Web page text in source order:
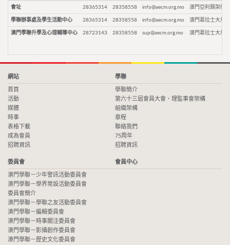
會址 28365314 28358558 info@aecm.org.mo 澳門亞利鴉架街9
學聯辦事處及學生活動中心 28365314 28358558 info@aecm.org.mo 澳門慕拉士大馬
澳門學聯升學及心理輔導中心 28723143 28358558 sup@aecm.org.mo 澳門慕拉士大馬
網站
首頁
活動
媒體
時事
表格下載
成為會員
招聘資訊
學聯
學聯簡介
第六十三屆會員大會、理監事會架構
組織架構
章程
聯絡我們
75周年
招聘資訊
委員會
澳門學聯－少年警訊活動委員會
澳門學聯－學界常設活動委員會
委員會簡介
澳門學聯－學聯之友活動委員會
澳門學聯－編輯委員會
澳門學聯－時事關注委員會
澳門學聯－影攝創作委員會
澳門學聯－歷史文化委員會
會員中心